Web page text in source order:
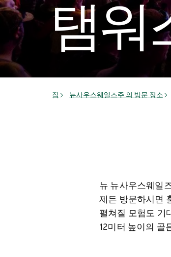
탬워
집 뉴사우스웨일즈주 의 방문 장소
뉴 뉴사우스웨일
제든 방문하시면
펼쳐질 모험도 기
12미터 높이의 골